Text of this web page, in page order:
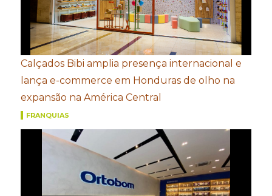
Calçados Bibi amplia presença internacional e
lança e-commerce em Honduras de olho na
expansão na América Central
FRANQUIAS